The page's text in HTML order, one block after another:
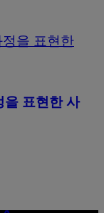
을 표현한 사